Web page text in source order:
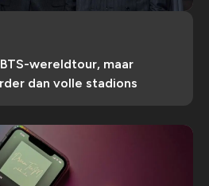
wereldtour, maar
dan volle stadions